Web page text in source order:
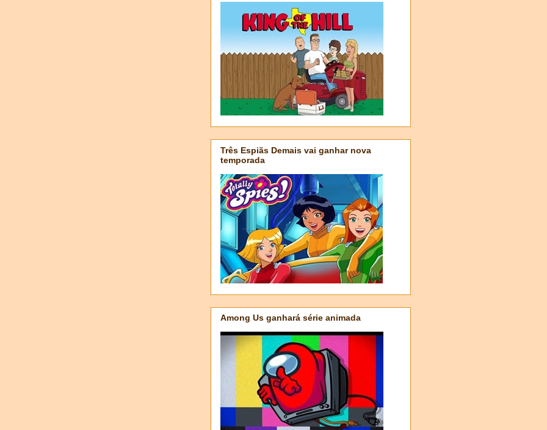
Três Espiãs Demais vai ganhar nova
temporada
Among Us ganhará série animada